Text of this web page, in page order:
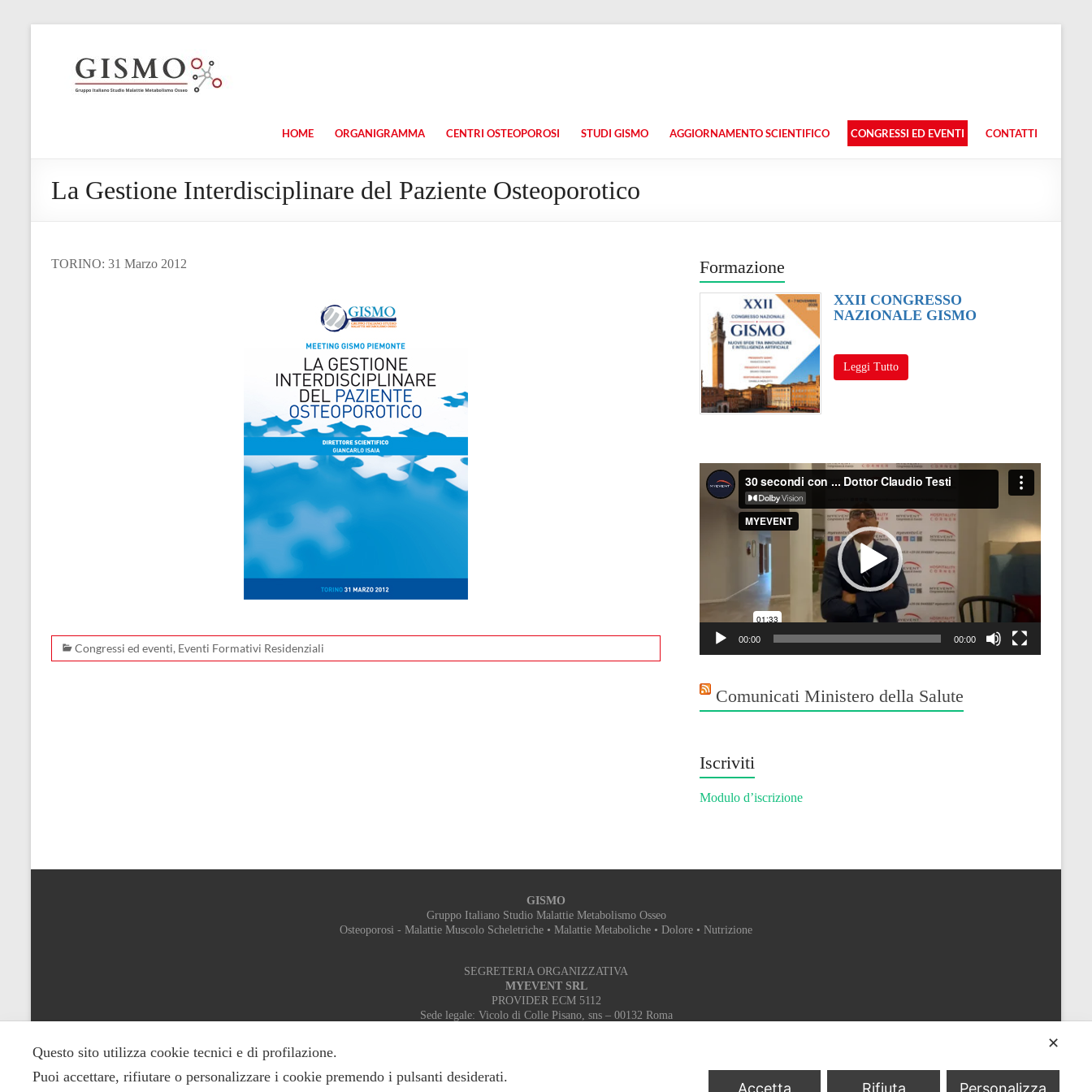
HOME ORGANIGRAMMA CENTRI OSTEOPOROSI STUDI GISMO AGGIORNAMENTO SCIENTIFICO CONGRESSI ED EVENTI CONTATTI
La Gestione Interdisciplinare del Paziente Osteoporotico
TORINO: 31 Marzo 2012
Congressi ed eventi, Eventi Formativi Residenziali
Formazione
XXII CONGRESSO
NAZIONALE GISMO
Leggi Tutto
Video
Player
00:00 00:00
Comunicati Ministero della Salute
Iscriviti
Modulo d’iscrizione
GISMO
Gruppo Italiano Studio Malattie Metabolismo Osseo
Osteoporosi - Malattie Muscolo Scheletriche • Malattie Metaboliche • Dolore • Nutrizione
SEGRETERIA ORGANIZZATIVA
MYEVENT SRL
PROVIDER ECM 5112
Sede legale: Vicolo di Colle Pisano, sns – 00132 Roma
✕
Questo sito utilizza cookie tecnici e di profilazione.
Puoi accettare, rifiutare o personalizzare i cookie premendo i pulsanti desiderati.
Accetta Rifiuta Personalizza